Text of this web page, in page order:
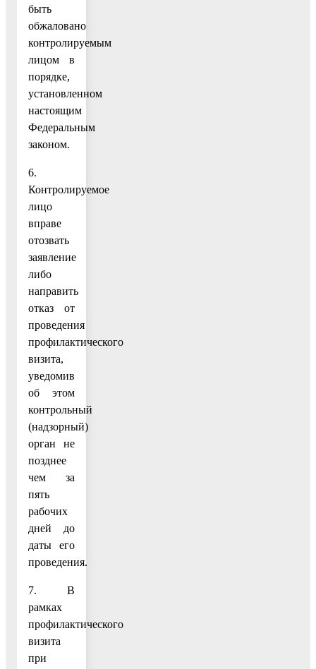
быть
обжаловано
контролируемым
лицом в
порядке,
установленном
настоящим
Федеральным
законом.
6.
Контролируемое
лицо
вправе
отозвать
заявление
либо
направить
отказ от
проведения
профилактического
визита,
уведомив
об этом
контрольный
(надзорный)
орган не
позднее
чем за
пять
рабочих
дней до
даты его
проведения.
7. В
рамках
профилактического
визита
при